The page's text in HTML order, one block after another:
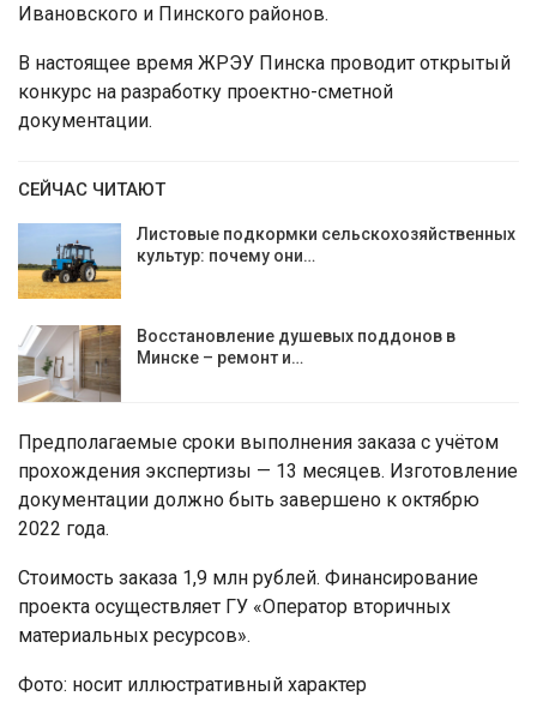
Ивановского и Пинского районов.
В настоящее время ЖРЭУ Пинска проводит открытый
конкурс на разработку проектно-сметной
документации.
СЕЙЧАС ЧИТАЮТ
Листовые подкормки сельскохозяйственных
культур: почему они…
Восстановление душевых поддонов в
Минске – ремонт и…
Предполагаемые сроки выполнения заказа с учётом
прохождения экспертизы — 13 месяцев. Изготовление
документации должно быть завершено к октябрю
2022 года.
Стоимость заказа 1,9 млн рублей. Финансирование
проекта осуществляет ГУ «Оператор вторичных
материальных ресурсов».
Фото: носит иллюстративный характер